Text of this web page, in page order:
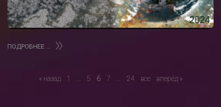
ПОДРОБНЕЕ ...
« назад 1 5 6 7 24 все вперёд »